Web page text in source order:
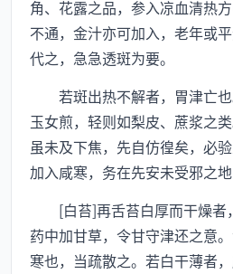
角、花露之品，参入凉血清热
不通，金汁亦可加入，老年或
代之，急急透斑为要。
若斑出热不解者，胃津亡也
玉女煎，轻则如梨皮、蔗浆之
虽未及下焦，先自仿徨矣，必
加入咸寒，务在先安未受邪之
[白苔]再舌苔白厚而干燥者
药中加甘草，令甘守津还之意
寒也，当疏散之。若白干薄者，